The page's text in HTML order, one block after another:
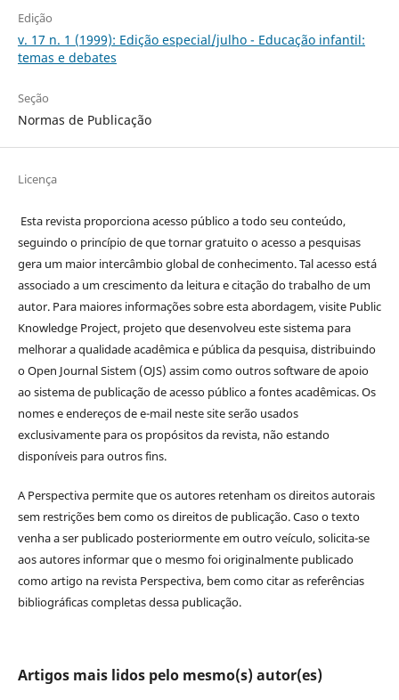
Edição
v. 17 n. 1 (1999): Edição especial/julho - Educação infantil:
temas e debates
Seção
Normas de Publicação
Licença
Esta revista proporciona acesso público a todo seu conteúdo,
seguindo o princípio de que tornar gratuito o acesso a pesquisas
gera um maior intercâmbio global de conhecimento. Tal acesso está
associado a um crescimento da leitura e citação do trabalho de um
autor. Para maiores informações sobre esta abordagem, visite Public
Knowledge Project, projeto que desenvolveu este sistema para
melhorar a qualidade acadêmica e pública da pesquisa, distribuindo
o Open Journal Sistem (OJS) assim como outros software de apoio
ao sistema de publicação de acesso público a fontes acadêmicas. Os
nomes e endereços de e-mail neste site serão usados
exclusivamente para os propósitos da revista, não estando
disponíveis para outros fins.
A Perspectiva permite que os autores retenham os direitos autorais
sem restrições bem como os direitos de publicação. Caso o texto
venha a ser publicado posteriormente em outro veículo, solicita-se
aos autores informar que o mesmo foi originalmente publicado
como artigo na revista Perspectiva, bem como citar as referências
bibliográficas completas dessa publicação.
Artigos mais lidos pelo mesmo(s) autor(es)